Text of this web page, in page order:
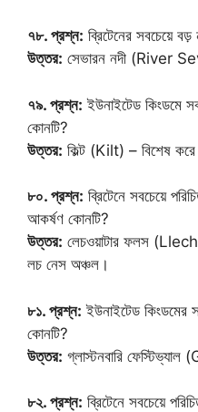
৭৮. প্রশ্ন: ব্রিটেনের সবচেয়ে
উত্তর: সেভারন নদী (River
৭৯. প্রশ্ন: ইউনাইটেড কিংডমে
কোনটি?
উত্তর: কিল্ট (Kilt) – বিশেষ করে
৮০. প্রশ্ন: ব্রিটেনে সবচেয়ে
আকর্ষণ কোনটি?
উত্তর: লেচওয়াটার ফলস
লচ নেস অঞ্চল।
৮১. প্রশ্ন: ইউনাইটেড কিংডমের
কোনটি?
উত্তর: গ্লাস্টনবারি
৮২. প্রশ্ন: ব্রিটেনে সবচেয়ে